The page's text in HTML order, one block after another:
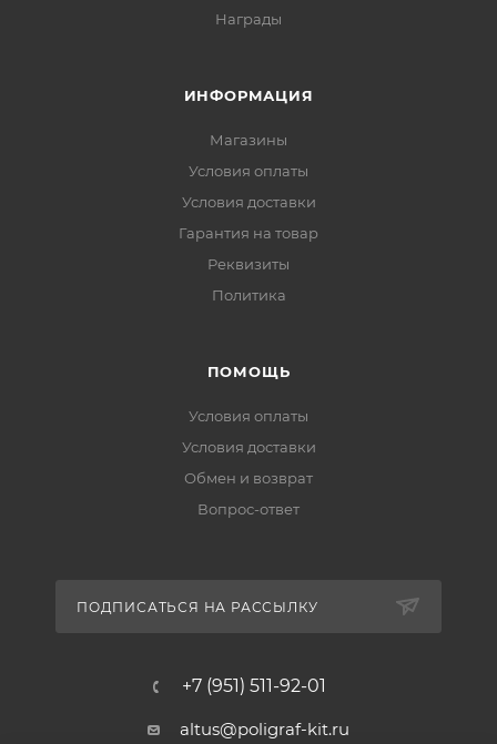
Награды
ИНФОРМАЦИЯ
Магазины
Условия оплаты
Условия доставки
Гарантия на товар
Реквизиты
Политика
ПОМОЩЬ
Условия оплаты
Условия доставки
Обмен и возврат
Вопрос-ответ
ПОДПИСАТЬСЯ НА РАССЫЛКУ
+7 (951) 511-92-01
altus@poligraf-kit.ru